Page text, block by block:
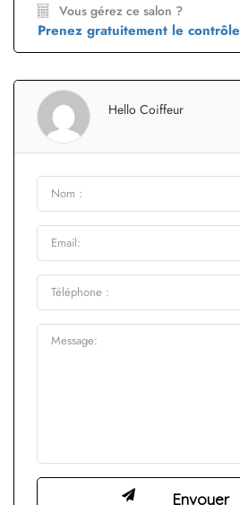
Vous gérez ce salon ?
Prenez gratuitement le
Hello Coiffeur